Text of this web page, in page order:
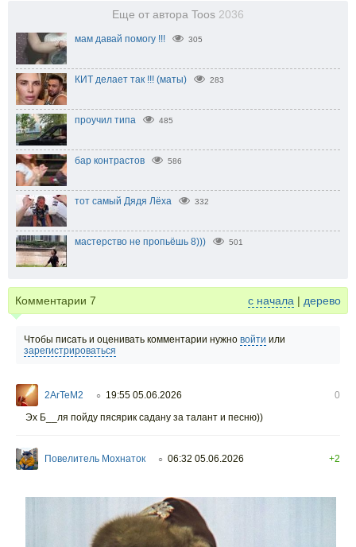
Еще от автора Toos 2036
мам давай помогу !!! 305
КИТ делает так !!! (маты) 283
проучил типа 485
бар контрастов 586
тот самый Дядя Лёха 332
мастерство не пропьёшь 8))) 501
Комментарии 7 с начала | дерево
Чтобы писать и оценивать комментарии нужно войти или
зарегистрироваться
2ArTeM2 ○ 19:55 05.06.2026
0
Эх Б__ля пойду пясярик садану за талант и песню))
Повелитель Мохнаток ○ 06:32 05.06.2026 +2